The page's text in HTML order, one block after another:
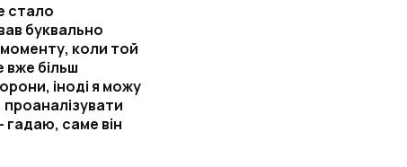
стало
буквально
моменту, коли той
вже більш
іноді я можу
гадаю, саме він